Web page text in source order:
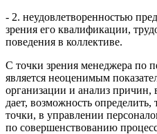
- 2. неудовлетворенностью
зрения его квалификации,
поведения в коллективе.
С точки зрения менеджера по
является неоценимым
организации и анализ
дает, возможность
точки, в управлении
по совершенствованию